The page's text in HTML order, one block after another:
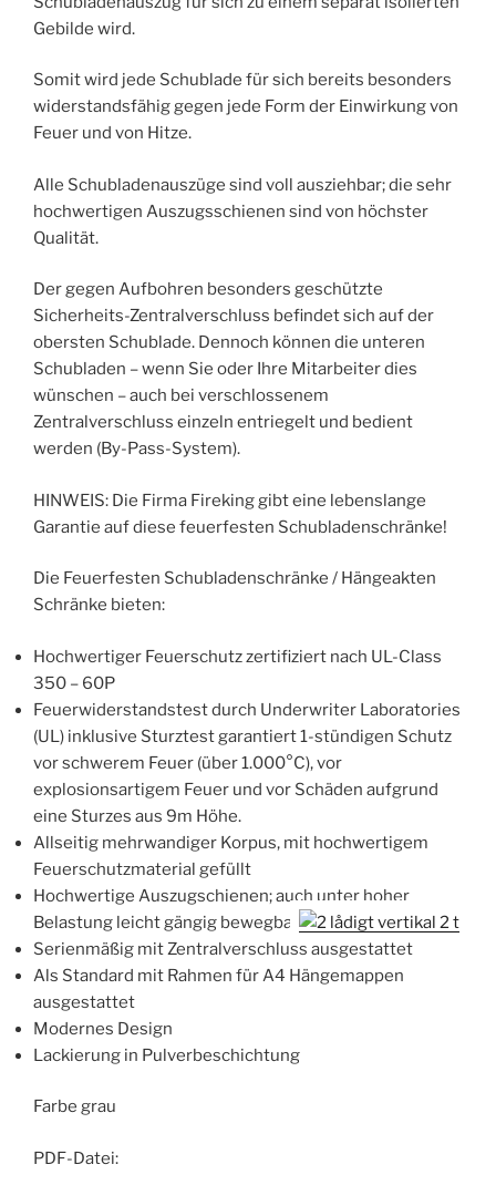
Gebilde wird.
Somit wird jede Schublade für sich bereits besonders
widerstandsfähig gegen jede Form der Einwirkung von
Feuer und von Hitze.
Alle Schubladenauszüge sind voll ausziehbar; die sehr
hochwertigen Auszugsschienen sind von höchster
Qualität.
Der gegen Aufbohren besonders geschützte
Sicherheits-Zentralverschluss befindet sich auf der
obersten Schublade. Dennoch können die unteren
Schubladen – wenn Sie oder Ihre Mitarbeiter dies
wünschen – auch bei verschlossenem
Zentralverschluss einzeln entriegelt und bedient
werden (By-Pass-System).
HINWEIS: Die Firma Fireking gibt eine lebenslange
Garantie auf diese feuerfesten Schubladenschränke!
Die Feuerfesten Schubladenschränke / Hängeakten
Schränke bieten:
Hochwertiger Feuerschutz zertifiziert nach UL-Class
350 – 60P
Feuerwiderstandstest durch Underwriter Laboratories
(UL) inklusive Sturztest garantiert 1-stündigen Schutz
vor schwerem Feuer (über 1.000°C), vor
explosionsartigem Feuer und vor Schäden aufgrund
eine Sturzes aus 9m Höhe.
Allseitig mehrwandiger Korpus, mit hochwertigem
Feuerschutzmaterial gefüllt
Hochwertige Auszugschienen; auch unter hoher
Belastung leicht gängig bewegbar
Serienmäßig mit Zentralverschluss ausgestattet
Als Standard mit Rahmen für A4 Hängemappen
ausgestattet
Modernes Design
Lackierung in Pulverbeschichtung
Farbe grau
PDF-Datei: